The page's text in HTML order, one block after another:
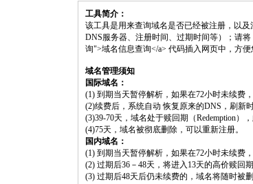
工具简介：
该工具是用来查询域名是否已经被注册，以
DNS服务器、注册时间、过期时间等）；请将
询">域名信息查询</a> 代码插入网页中，方便
域名管理须知
国际域名：
(1) 到期当天暂停解析，如果在72小时未续费
(2)续费后，系统自动 恢复原来的DNS，刷新
(3)39-70天，域名处于赎回期（Redemption）
(4)75天，域名被彻底删除，可以重新注册。
国内域名：
(1) 到期当天暂停解析，如果在72小时未续费
(2) 过期后36－48天，将进入13天的高价赎回
(3) 过期后48天后仍未续费的，域名将随时被